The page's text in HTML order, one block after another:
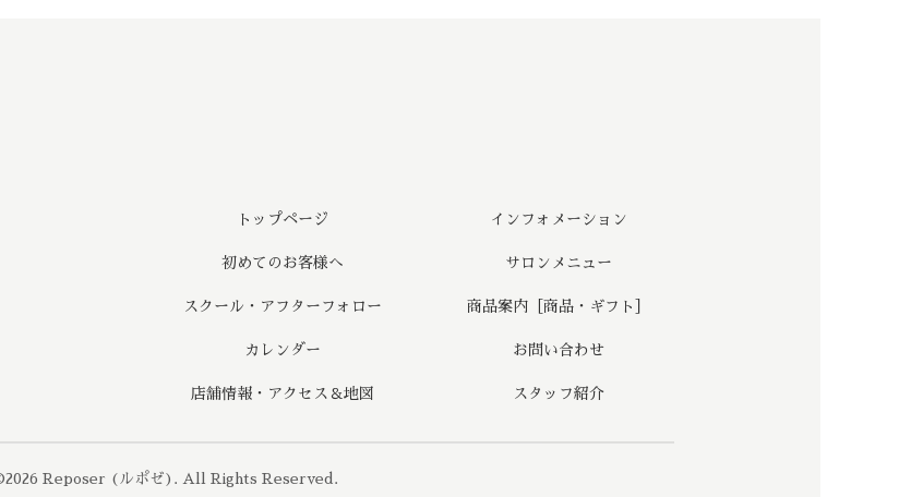
トップページ インフォメーション
初めてのお客様へ サロンメニュー
スクール・アフターフォロー 商品案内［商品・ギフト］
カレンダー お問い合わせ
店舗情報・アクセス＆地図 スタッフ紹介
Reposer (ルポゼ) . All Rights Reserved.